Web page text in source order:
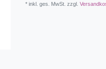
* inkl. ges. MwSt. zzgl.